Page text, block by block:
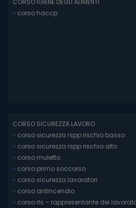
» corso haccp
CORSO SICUREZZA LAVORO
» corso sicurezza rspp rischio basso
» corso sicurezza rspp rischio alto
» corso muletto
» corso primo soccorso
» corso sicurezza lavoratori
» corso antincendio
» corso rls – rappresentante dei